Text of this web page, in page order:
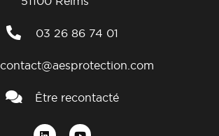
03 26 86 74 01
contact@aesprotection.com
Être recontacté